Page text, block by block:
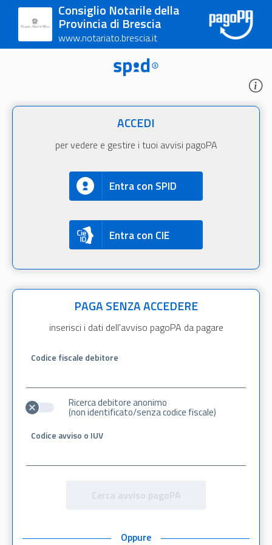
Consiglio Notarile della
Provincia di Brescia
www.notariato.brescia.it
ACCEDI
per vedere e gestire i tuoi avvisi pagoPA
Entra con SPID
Entra con CIE
PAGA SENZA ACCEDERE
inserisci i dati dell'avviso pagoPA da pagare
Codice fiscale debitore
Ricerca debitore anonimo
(non identificato/senza codice fiscale)
Codice avviso o IUV
Cerca avviso pagoPA
Oppure